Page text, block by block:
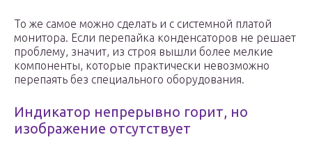
То же самое можно сделать и с системной платой
монитора. Если перепайка конденсаторов не решает
проблему, значит, из строя вышли более мелкие
компоненты, которые практически невозможно
перепаять без специального оборудования.
Индикатор непрерывно горит, но
изображение отсутствует